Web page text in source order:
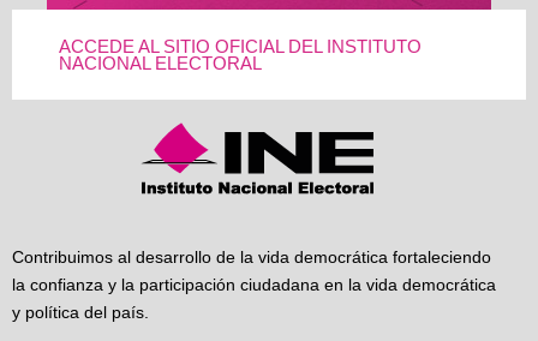
ACCEDE AL SITIO OFICIAL DEL INSTITUTO
NACIONAL ELECTORAL
Contribuimos al desarrollo de la vida democrática fortaleciendo
la confianza y la participación ciudadana en la vida democrática
y política del país.